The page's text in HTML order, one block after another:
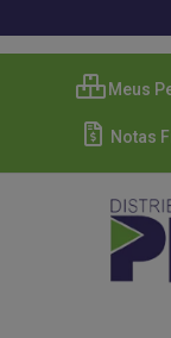
Meus
Notas